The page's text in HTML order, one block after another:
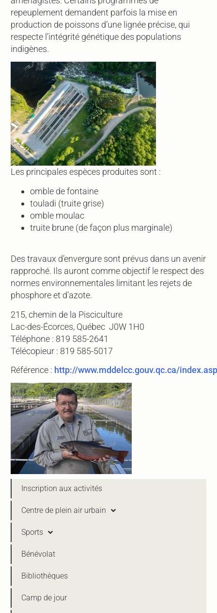
Inscription aux activités
Centre de plein air urbain
Sports
Bénévolat
Bibliothèques
Camp de jour
repeuplement demandent parfois la mise en
production de poissons d’une lignée précise, qui
respecte l’intégrité génétique des populations
indigènes.
Les principales espèces produites sont :
omble de fontaine
touladi (truite grise)
omble moulac
truite brune (de façon plus marginale)
Des travaux d’envergure sont prévus dans un avenir
rapproché. Ils auront comme objectif le respect des
normes environnementales limitant les rejets de
phosphore et d’azote.
215, chemin de la Pisciculture
Lac-des-Écorces, Québec J0W 1H0
Téléphone : 819 585-2641
Télécopieur : 819 585-5017
Référence : http://www.mddelcc.gouv.qc.ca/